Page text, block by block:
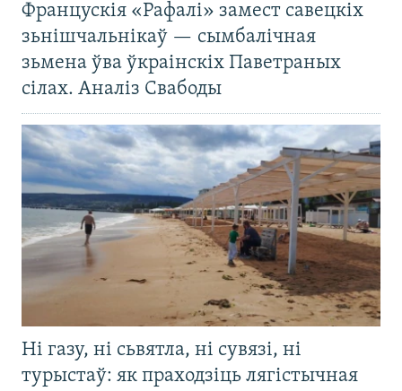
Францускія «Рафалі» замест савецкіх
зьнішчальнікаў — сымбалічная
зьмена ўва ўкраінскіх Паветраных
сілах. Аналіз Свабоды
Ні газу, ні сьвятла, ні сувязі, ні
турыстаў: як праходзіць лягістычная